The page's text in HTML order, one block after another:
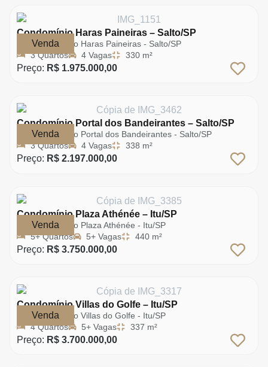
Venda
Condomínio Haras Paineiras – Salto/SP
Condomínio Haras Paineiras - Salto/SP
3 Quartos
4 Vagas 330 m²
Preço: R$ 1.975.000,00
Venda
Condomínio Portal dos Bandeirantes – Salto/SP
Condomínio Portal dos Bandeirantes - Salto/SP
3 Quartos
4 Vagas 338 m²
Preço: R$ 2.197.000,00
Venda
Condomínio Plaza Athénée – Itu/SP
Condomínio Plaza Athénée - Itu/SP
5+ Quartos
5+ Vagas 440 m²
Preço: R$ 3.750.000,00
Venda
Condomínio Villas do Golfe – Itu/SP
Condomínio Villas do Golfe - Itu/SP
4 Quartos
5+ Vagas 337 m²
Preço: R$ 3.700.000,00